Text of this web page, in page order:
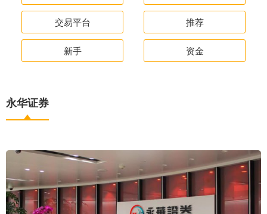
交易平台 推荐
新手 资金
永华证券